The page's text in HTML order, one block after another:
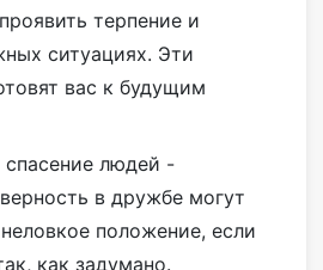
терпение и
ситуациях. Эти
вас к будущим
людей -
в дружбе могут
положение, если
как задумано.